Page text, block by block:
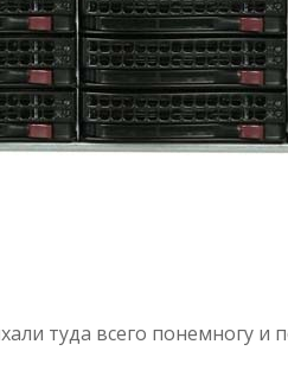
туда всего понемногу и